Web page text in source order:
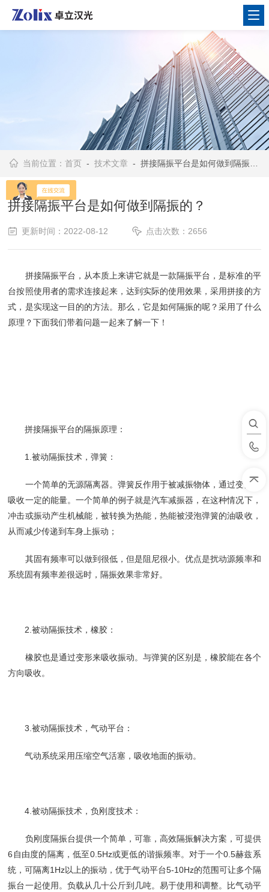
当前位置：首页 -技术文章 - 拼接隔振平台是如何做到隔振的？
拼接隔振平台是如何做到隔振的？
更新时间：2022-08-12 点击次数：2656
拼接隔振平台，从本质上来讲它就是一款隔振平台，是标准的平
台按照使用者的需求连接起来，达到实际的使用效果，采用拼接的方
式，是实现这一目的的方法。那么，它是如何隔振的呢？采用了什么
原理？下面我们带着问题一起来了解一下！
拼接隔振平台的隔振原理：
1.被动隔振技术，弹簧：
一个简单的无源隔离器。弹簧反作用于被减振物体，通过变形来
吸收一定的能量。一个简单的例子就是汽车减振器，在这种情况下，
冲击或振动产生机械能，被转换为热能，热能被浸泡弹簧的油吸收，
从而减少传递到车身上振动；
其固有频率可以做到很低，但是阻尼很小。优点是扰动源频率和
系统固有频率差很远时，隔振效果非常好。
2.被动隔振技术，橡胶：
橡胶也是通过变形来吸收振动。与弹簧的区别是，橡胶能在各个
方向吸收。
3.被动隔振技术，气动平台：
气动系统采用压缩空气活塞，吸收地面的振动。
4.被动隔振技术，负刚度技术：
负刚度隔振台提供一个简单，可靠，高效隔振解决方案，可提供
6自由度的隔离，低至0.5Hz或更低的谐振频率。对于一个0.5赫兹系
统，可隔离1Hz以上的振动，优于气动平台5-10Hz的范围可让多个隔
振台一起使用。负载从几十公斤到几吨。易于使用和调整。比气动平